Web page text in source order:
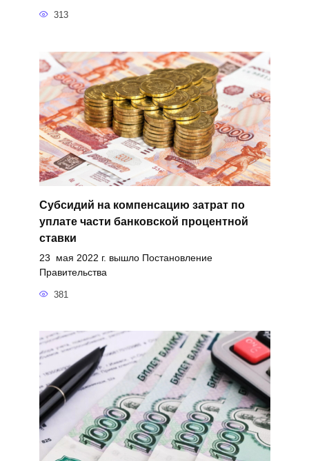
313
Субсидий на компенсацию затрат по
уплате части банковской процентной
ставки
23 мая 2022 г. вышло Постановление
Правительства
381